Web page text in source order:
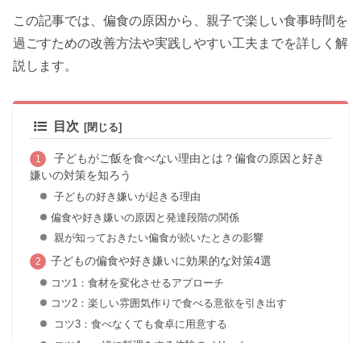
この記事では、偏食の原因から、親子で楽しい食事時間を
過ごすための改善方法や実践しやすい工夫までを詳しく解
説します。
目次
子どもがご飯を食べない理由とは？偏食の原因と好き
嫌いの対策を知ろう
子どもの好き嫌いが起きる理由
偏食や好き嫌いの原因と発達段階の関係
親が知っておきたい偏食が続いたときの影響
子どもの偏食や好き嫌いに効果的な対策4選
コツ1：食材を変化させるアプローチ
コツ2：楽しい雰囲気作りで食べる意欲を引き出す
コツ3：食べなくても食卓に用意する